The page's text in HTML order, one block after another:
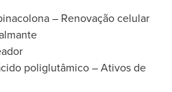
– Renovação celular
poliglutâmico – Ativos de